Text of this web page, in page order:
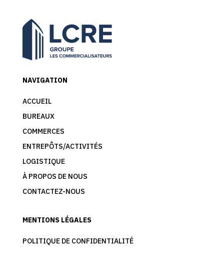
NAVIGATION
ACCUEIL
BUREAUX
COMMERCES
ENTREPÔTS/ACTIVITÉS
LOGISTIQUE
À PROPOS DE NOUS
CONTACTEZ-NOUS
MENTIONS LÉGALES
POLITIQUE DE CONFIDENTIALITÉ